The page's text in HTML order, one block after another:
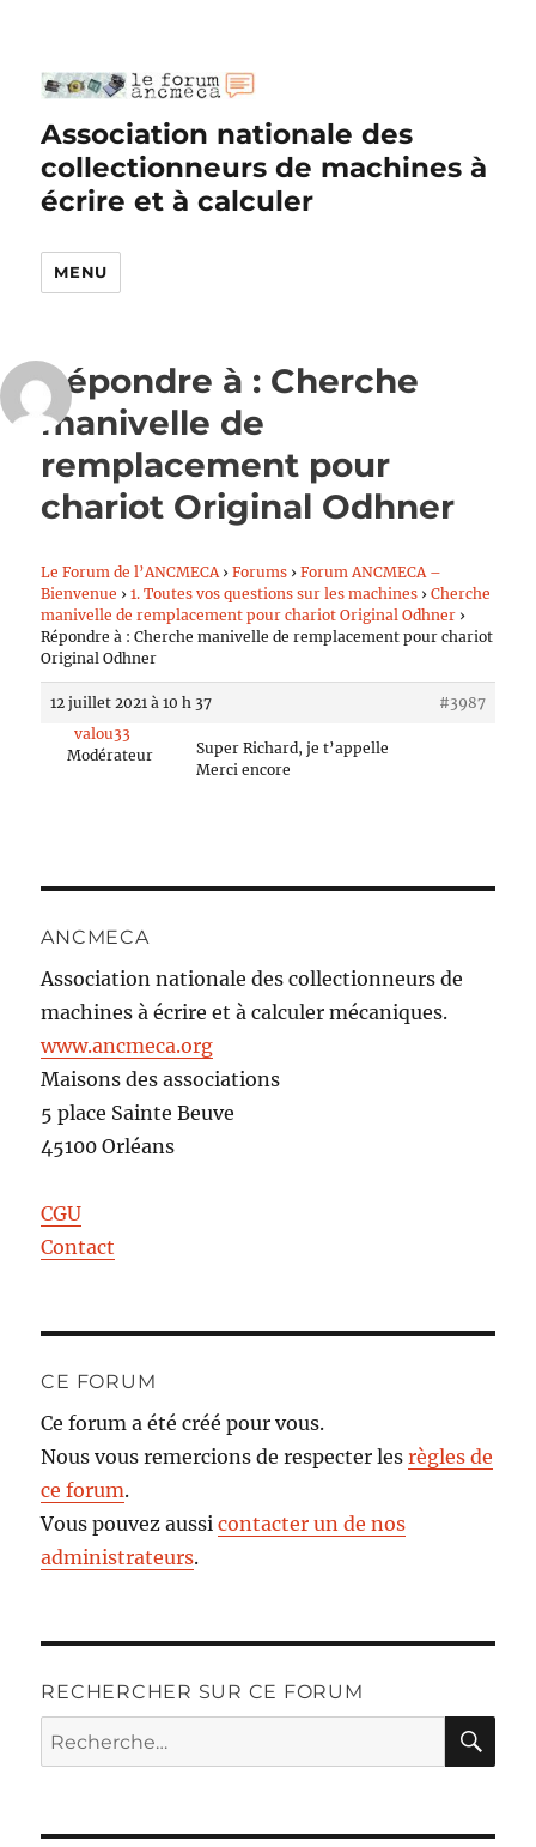
Association nationale des
collectionneurs de machines à
écrire et à calculer
MENU
Répondre à : Cherche
manivelle de
remplacement pour
chariot Original Odhner
Le Forum de l’ANCMECA › Forums › Forum ANCMECA –
Bienvenue › 1. Toutes vos questions sur les machines › Cherche
manivelle de remplacement pour chariot Original Odhner ›
Répondre à : Cherche manivelle de remplacement pour chariot
Original Odhner
12 juillet 2021 à 10 h 37
#3987
valou33
Modérateur
Super Richard, je t’appelle
Merci encore
ANCMECA
Association nationale des collectionneurs de
machines à écrire et à calculer mécaniques.
www.ancmeca.org
Maisons des associations
5 place Sainte Beuve
45100 Orléans
CGU
Contact
CE FORUM
Ce forum a été créé pour vous.
Nous vous remercions de respecter lesrègles de
ce forum.
Vous pouvez aussicontacter un de nos
administrateurs.
RECHERCHER SUR CE FORUM
Recherche
pour :